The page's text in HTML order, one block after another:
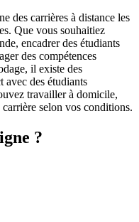
des carrières à distance les
Que vous souhaitiez
encadrer des étudiants
des compétences
il existe des
avec des étudiants
travailler à domicile,
selon vos conditions.
?